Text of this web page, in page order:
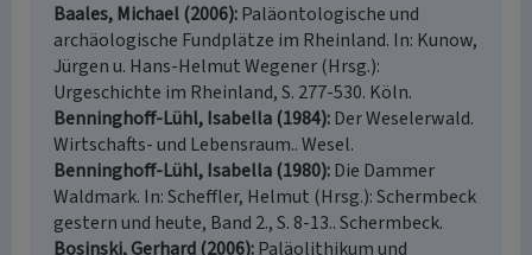
Baales, Michael (2006) Paläontologische und
archäologische Fundplätze im Rheinland. In: Kunow,
Jürgen u. Hans-Helmut Wegener (Hrsg.):
Urgeschichte im Rheinland, S. 277-530. Köln.
Benninghoff-Lühl, Isabella (1984) Der Weselerwald.
Wirtschafts- und Lebensraum.. Wesel.
Benninghoff-Lühl, Isabella (1980) Die Dammer
Waldmark. In: Scheffler, Helmut (Hrsg.): Schermbeck
gestern und heute, Band 2., S. 8-13.. Schermbeck.
Bosinski, Gerhard (2006) Paläolithikum und